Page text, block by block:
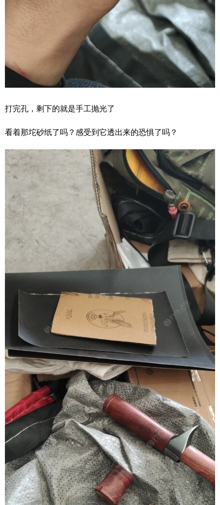
打完孔，剩下的就是手工抛光了
看着那坨砂纸了吗？感受到它透出来的恐惧了吗？